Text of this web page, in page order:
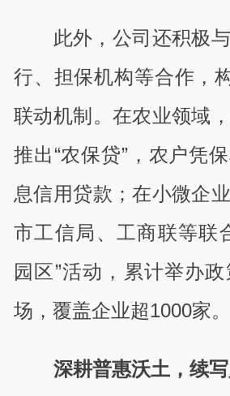
此外，公司还积极
行、担保机构等合作，
联动机制。在农业领域
推出“农保贷”，农户凭
息信用贷款；在小微企
市工信局、工商联等联
园区”活动，累计举办
场，覆盖企业超1000家。
深耕普惠沃土，续